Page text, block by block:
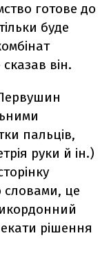
готове до
буде
він.
пальців,
руки й ін.)
словами, це
рішення